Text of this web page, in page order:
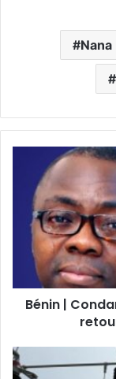
Nana
Bénin |